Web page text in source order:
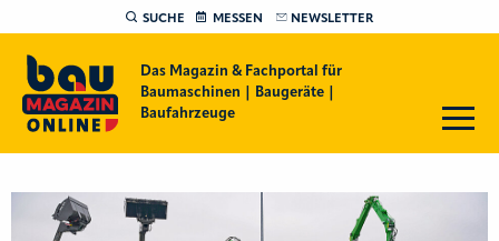
SUCHE MESSEN NEWSLETTER
Das Magazin & Fachportal für
Baumaschinen | Baugeräte |
Baufahrzeuge